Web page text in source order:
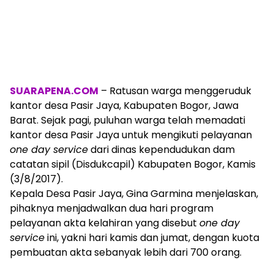
SUARAPENA.COM – Ratusan warga menggeruduk
kantor desa Pasir Jaya, Kabupaten Bogor, Jawa
Barat. Sejak pagi, puluhan warga telah memadati
kantor desa Pasir Jaya untuk mengikuti pelayanan
one day servicedari dinas kependudukan dam
catatan sipil (Disdukcapil) Kabupaten Bogor, Kamis
(3/8/2017).
Kepala Desa Pasir Jaya, Gina Garmina menjelaskan,
pihaknya menjadwalkan dua hari program
pelayanan akta kelahiran yang disebut one day
serviceini, yakni hari kamis dan jumat, dengan kuota
pembuatan akta sebanyak lebih dari 700 orang.